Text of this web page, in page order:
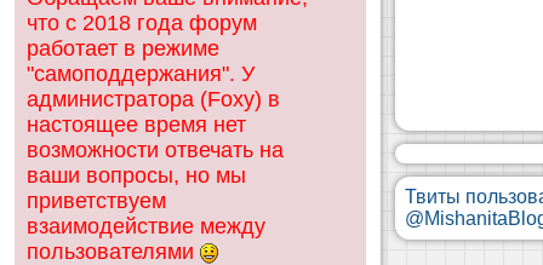
что с 2018 года форум
работает в режиме
"самоподдержания". У
администратора (Foxy) в
настоящее время нет
возможности отвечать на
ваши вопросы, но мы
приветствуем
взаимодействие между
пользователями
Твиты